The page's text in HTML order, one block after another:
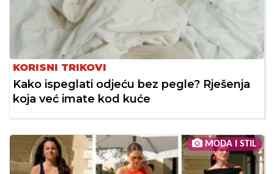
KORISNI TRIKOVI
Kako ispeglati odjeću bez pegle? Rješenja
koja već imate kod kuće
MODA I STIL